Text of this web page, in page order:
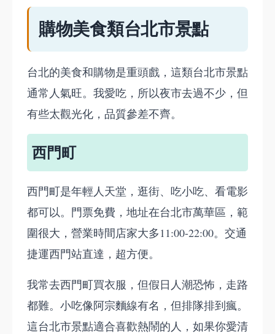
購物美食類台北市景點
台北的美食和購物是重頭戲，這類台北市景點
通常人氣旺。我愛吃，所以夜市去過不少，但
有些太觀光化，品質參差不齊。
西門町
西門町是年輕人天堂，逛街、吃小吃、看電影
都可以。門票免費，地址在台北市萬華區，範
圍很大，營業時間店家大多11:00-22:00。交通
捷運西門站直達，超方便。
我常去西門町買衣服，但假日人潮恐怖，走路
都難。小吃像阿宗麵線有名，但排隊排到瘋。
這台北市景點適合喜歡熱鬧的人，如果你愛清